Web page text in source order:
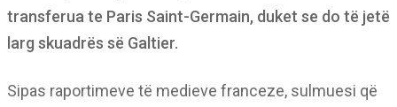
transferua te Paris Saint-Germain, duket se do të jetë
larg skuadrës së Galtier.
Sipas raportimeve të medieve franceze, sulmuesi që